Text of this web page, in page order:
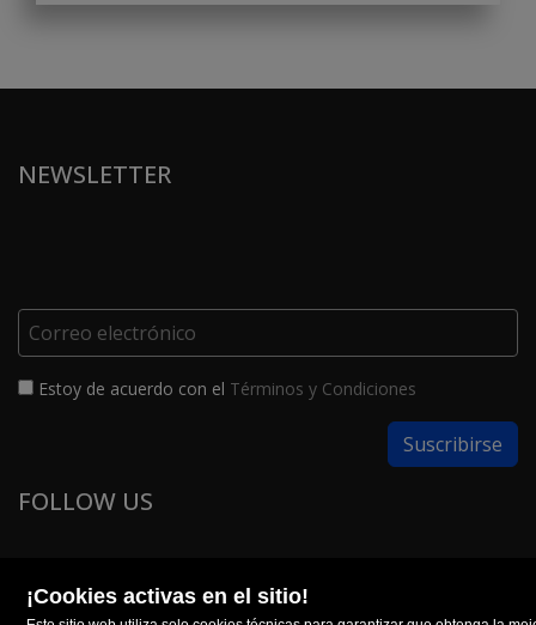
NEWSLETTER
Estoy de acuerdo con el Términos y Condiciones
FOLLOW US